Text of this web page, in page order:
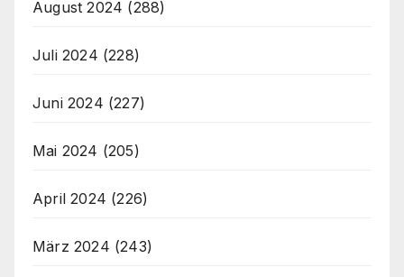
August 2024 (288)
Juli 2024 (228)
Juni 2024 (227)
Mai 2024 (205)
April 2024 (226)
März 2024 (243)